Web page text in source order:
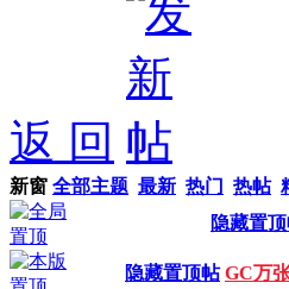
返 回
新窗 全部主题 最新 热门 热帖
隐藏置
隐藏置顶帖 GC万